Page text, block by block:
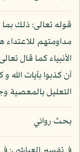
قوله تعالى: ذلك
مداومتهم
الأنبياء كما قال
التعليل بالمعصية
بحث روائي